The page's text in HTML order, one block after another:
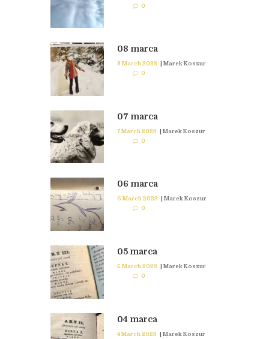
0
08 marca
8 March 2023 | Marek Koszur
0
07 marca
7 March 2023 | Marek Koszur
0
06 marca
6 March 2023 | Marek Koszur
0
05 marca
5 March 2023 | Marek Koszur
0
04 marca
4 March 2023 | Marek Koszur